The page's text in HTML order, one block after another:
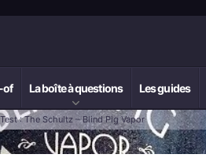
of La boîte à questions Les guides
: The Schultz – Blind Pig Vapor